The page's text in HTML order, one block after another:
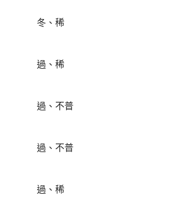
冬、稀
過、稀
過、不普
過、不普
過、稀